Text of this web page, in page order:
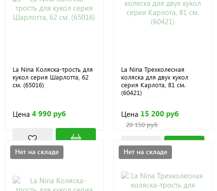
La Nina Коляска-трость для
кукол серия Шарлотта, 62
см. (65016)
Цена 4 990 руб
La Nina Трехколесная
коляска для двух кукол
серия Карлота, 81 см.
(60421)
Цена 15 200 руб
20 150 руб
Нет на складе Нет на складе